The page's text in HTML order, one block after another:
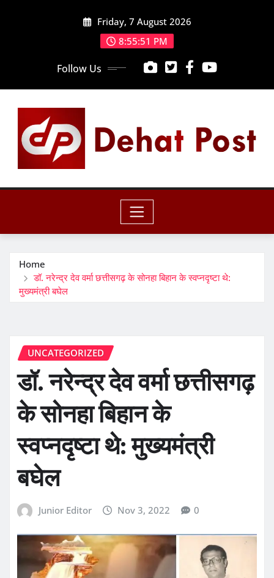
Friday, 7 August 2026
8:55:52 PM
Follow Us
Home
डॉ. नरेन्द्र देव वर्मा छत्तीसगढ़ के सोनहा बिहान के स्वप्नदृष्टा थे:
मुख्यमंत्री बघेल
UNCATEGORIZED
डॉ. नरेन्द्र देव वर्मा छत्तीसगढ़
के सोनहा बिहान के
स्वप्नदृष्टा थे: मुख्यमंत्री
बघेल
Junior Editor Nov 3, 2022 0